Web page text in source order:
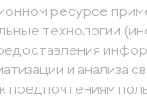
ресурсе
технологии
и анализа
предпочтениям